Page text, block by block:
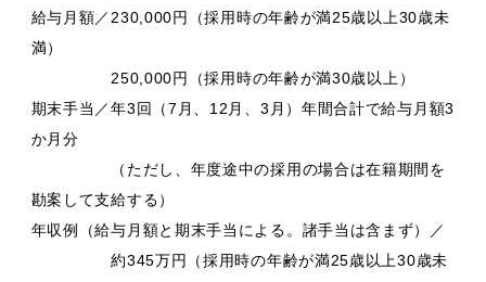
給与月額／ 230,000円（採⽤時の年齢が満25歳以上30歳未
満）
250,000円（採⽤時の年齢が満30歳以上）
期末手当／年3回（7月、12月、3月）年間合計で給与月額3
か月分
（ただし、年度途中の採用の場合は在籍期間を
勘案して支給する）
年収例（給与月額と期末手当による。諸手当は含まず）／
約345万円（採⽤時の年齢が満25歳以上30歳未